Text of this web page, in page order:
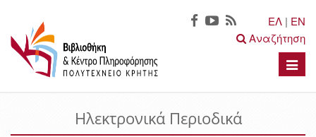
ΕΛ | EN
Αναζήτηση
Toggle
Ηλεκτρονικά Περιοδικά